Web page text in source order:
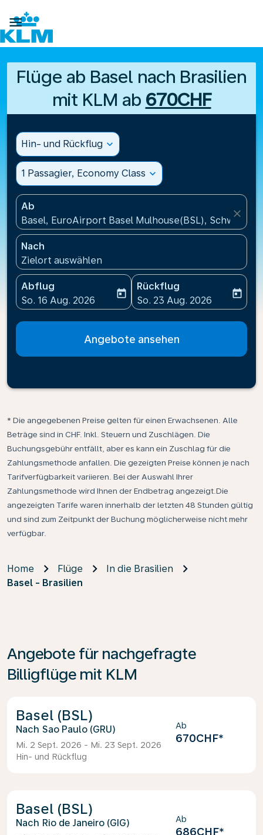

Flüge ab Basel nach Brasilien
mit KLM ab 670CHF
Hin- und Rückflug expand_more
1 Passagier, Economy Class expand_more
Ab
Basel, EuroAirport Basel Mulhouse(BSL), Schweiz
close
Nach
Zielort auswählen
Abflug
fc-booking-departure-date-aria-label
So. 16 Aug. 2026
today
Rückflug
fc-booking-return-date-
So. 23 Aug. 2026
today
Angebote ansehen
* Die angegebenen Preise gelten für einen Erwachsenen. Alle
Beträge sind in CHF. Inkl. Steuern und Zuschlägen. Die
Buchungsgebühr entfällt, aber es kann ein Zuschlag für die
Zahlungsmethode anfallen. Die gezeigten Preise können je nach
Tarifverfügbarkeit variieren. Bei der Auswahl Ihrer
Zahlungsmethode wird Ihnen der Endbetrag angezeigt.Die
angezeigten Tarife waren innerhalb der letzten 48 Stunden gültig
und sind zum Zeitpunkt der Buchung möglicherweise nicht mehr
verfügbar.
Home Flüge
In die Brasilien
Basel - Brasilien
Angebote für nachgefragte
Billigflüge mit KLM
Basel (BSL)
Sao Paulo (GRU)
Mi. 2 Sept. 2026 - Mi. 23 Sept. 2026
Hin- und Rückflug
Ab
670CHF*
Basel (BSL)
Rio de Janeiro (GIG) Ab
686CHF*